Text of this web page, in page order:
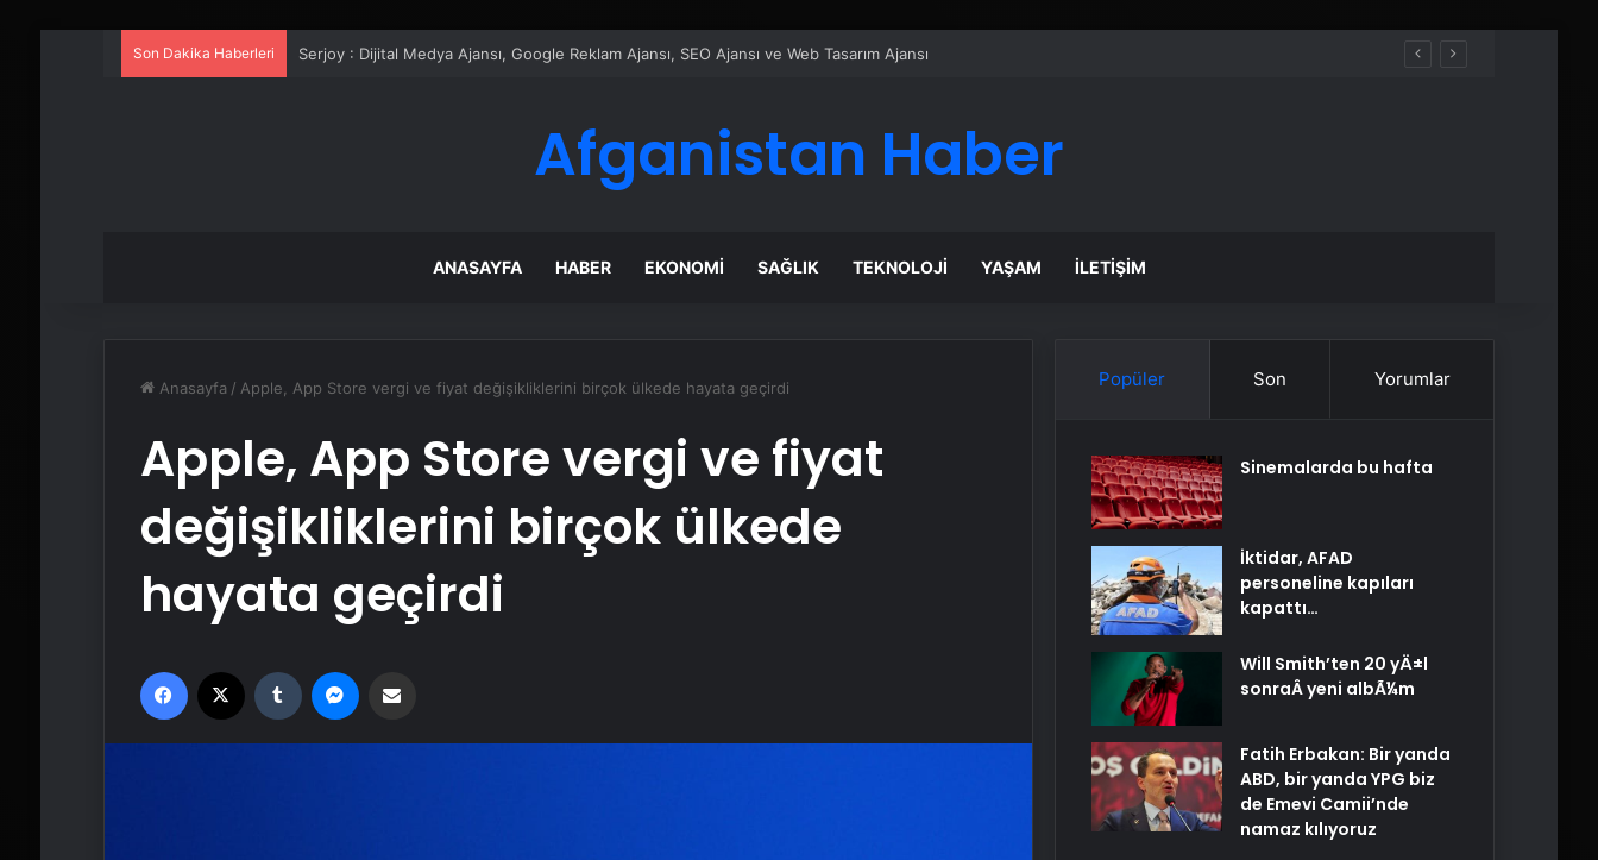
Son Dakika Haberleri UETDS Nedir ? Uetds.com İle Akıllı Dijital Taşımacılık Yazılımı
Afganistan Haber
ANASAYFA HABER EKONOMI SAĞLIK TEKNOLOJI YAŞAM İLETIŞIM
Anasayfa / Apple, App Store vergi ve fiyat değişikliklerini birçok ülkede hayata geçirdi
Apple, App Store vergi ve fiyat
değişikliklerini birçok ülkede
hayata geçirdi
Facebook Tumblr
Popüler Son Yorumlar
Sinemalarda bu hafta
İktidar, AFAD
personeline kapıları
kapattı…
Will Smith’ten 20 yÄ±l
sonraÂ yeni albÃ¼m
Fatih Erbakan: Bir yanda
ABD, bir yanda YPG biz
de Emevi Camii’nde
namaz kılıyoruz